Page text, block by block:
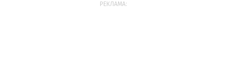
РЕКЛАМА: